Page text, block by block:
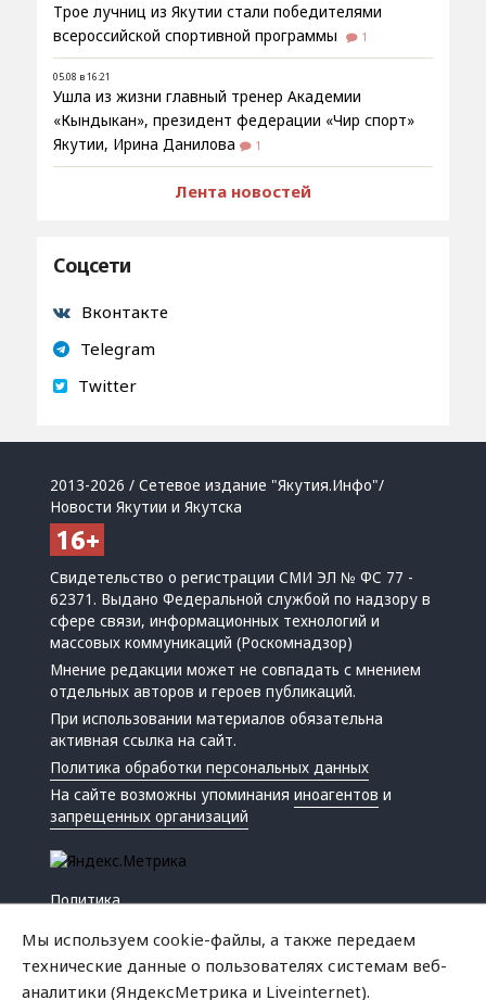
Трое лучниц из Якутии стали победителями
всероссийской спортивной программы
1
05.08 в 16:21
Ушла из жизни главный тренер Академии
«Кындыкан», президент федерации «Чир спорт»
Якутии, Ирина Данилова
1
Лента новостей
Соцсети
Вконтакте
Telegram
Twitter
2013-2026 / Сетевое издание "Якутия.Инфо"/
Новости Якутии и Якутска
Свидетельство о регистрации СМИ ЭЛ № ФС 77 -
62371. Выдано Федеральной службой по надзору в
сфере связи, информационных технологий и
массовых коммуникаций (Роскомнадзор)
Мнение редакции может не совпадать с мнением
отдельных авторов и героев публикаций.
При использовании материалов обязательна
активная ссылка на сайт.
Политика обработки персональных данных
На сайте возможны упоминанияиноагентов и
запрещенных организаций
Политика
Мы используем cookie-файлы, а также передаем
технические данные о пользователях системам веб-
аналитики (ЯндексМетрика и Liveinternet).